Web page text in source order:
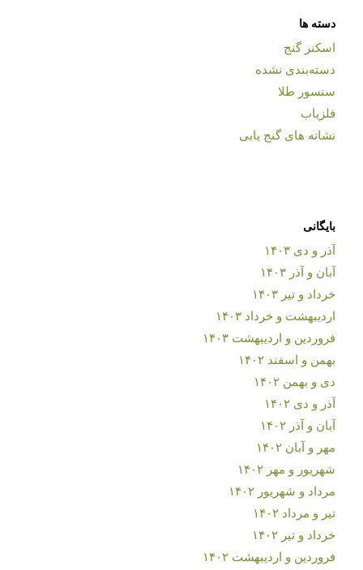
دسته ها
اسکنر گنج
دسته‌بندی نشده
سنسور طلا
فلزیاب
نشانه های گنج یابی
بایگانی
آذر و دی ۱۴۰۳
آبان و آذر ۱۴۰۳
خرداد و تیر ۱۴۰۳
اردیبهشت و خرداد ۱۴۰۳
فروردین و اردیبهشت ۱۴۰۳
بهمن و اسفند ۱۴۰۲
دی و بهمن ۱۴۰۲
آذر و دی ۱۴۰۲
آبان و آذر ۱۴۰۲
مهر و آبان ۱۴۰۲
شهریور و مهر ۱۴۰۲
مرداد و شهریور ۱۴۰۲
تیر و مرداد ۱۴۰۲
خرداد و تیر ۱۴۰۲
فروردین و اردیبهشت ۱۴۰۲